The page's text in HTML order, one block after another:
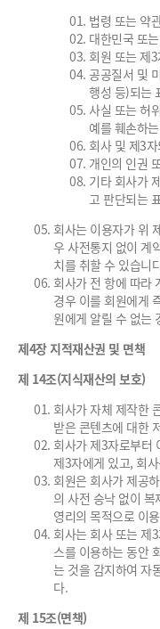
법령 또는 약
대한민국 또
회원 또는 제
공공질서 및
행성 등)되는
사실 또는 허
예를 훼손하
회사 및 제3
개인의 인권
기타 회사가
고 판단되는
회사는 이용자가 위
우 사전통지 없이 계
치를 취할 수 있습니
회사가 전 항에 따라
경우 이를 회원에게
원에게 알릴 수 없는
제4장 지적재산권 및 면책
제 14조(지식재산의 보호)
회사가 자체 제작한
받은 콘텐츠에 대한
회사가 제3자로부터
제3자에게 있고, 회
회원은 회사가 제공
의 사전 승낙 없이
영리의 목적으로 이
회사는 회사 또는 제
스를 이용하는 동안
는 것을 감지하여 자
다.
제 15조(면책)